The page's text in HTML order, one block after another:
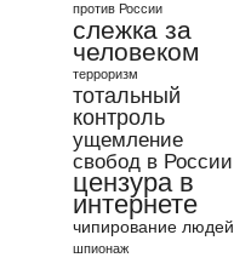
против России
слежка за
человеком
терроризм
тотальный
контроль
ущемление
свобод в России
цензура в
интернете
чипирование людей
шпионаж